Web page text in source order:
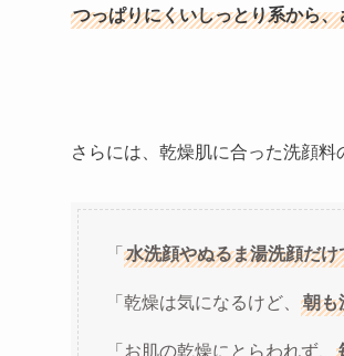
つっぱりにくいしっとり系から
さらには、乾燥肌に合った洗顔料
「水洗顔やぬるま湯洗顔だ
「乾燥は気になるけど、 朝も
「お肌の乾燥にとらわれず、